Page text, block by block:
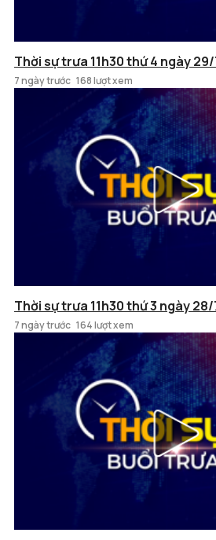
Thời sự trưa 11h30 thứ 4 ngày
7 ngày trước 168 lượt xem
Thời sự trưa 11h30 thứ 3 ngày
7 ngày trước 164 lượt xem